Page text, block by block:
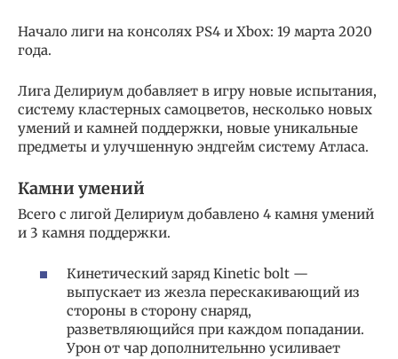
Начало лиги на консолях PS4 и Xbox: 19 марта 2020
года.
Лига Делириум добавляет в игру новые испытания,
систему кластерных самоцветов, несколько новых
умений и камней поддержки, новые уникальные
предметы и улучшенную эндгейм систему Атласа.
Камни умений
Всего с лигой Делириум добавлено 4 камня умений
и 3 камня поддержки.
Кинетический заряд Kinetic bolt —
выпускает из жезла перескакивающий из
стороны в сторону снаряд,
разветвляющийся при каждом попадании.
Урон от чар дополнительнно усиливает